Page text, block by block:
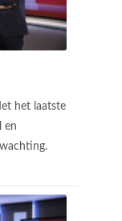
het laatste
en